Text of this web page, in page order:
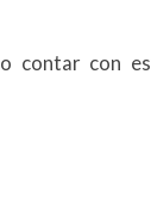
contar con